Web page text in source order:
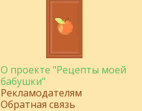
О проекте "Рецепты моей
бабушки"
Рекламодателям
Обратная связь